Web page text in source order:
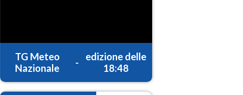
TG Meteo
Nazionale
-
edizione delle
18:48